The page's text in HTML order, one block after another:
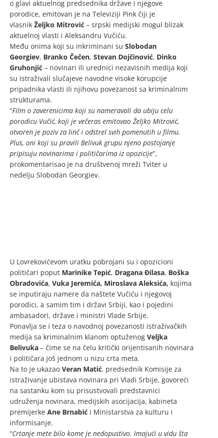
o glavi aktuelnog predsednika države i njegove
porodice, emitovan je na Televiziji Pink čiji je
vlasnik Željko Mitrović – srpski medijski mogul blizak
aktuelnoj vlasti i Aleksandru Vučiću.
Među onima koji su inkriminani su Slobodan
Georgiev, Branko Čečen, Stevan Dojčinović, Dinko
Gruhonjić – novinari ili urednici nezavisnih medija koji
su istraživali slučajeve navodne visoke korupcije
pripadnika vlasti ili njihovu povezanost sa kriminalnim
strukturama.
“Film o zaverenicima koji su nameravali da ubiju celu
porodicu Vučić, koji je večeras emitovao Željko Mitrović,
otvoren je poziv za linč i odstrel svih pomenutih u filmu.
Plus, oni koji su pravili Belivuk grupu njeno postojanje
pripisuju novinarima i političarima iz opozicije”,
prokomentarisao je na društvenoj mreži Tviter u
nedelju Slobodan Georgiev.
U Lovrekovićevom uratku pobrojani su i opozicioni
političari poput Marinike Tepić, Dragana Đilasa, Boška
Obradovića, Vuka Jeremića, Miroslava Aleksića, kojima
se inputiraju namere da naštete Vučiću i njegovoj
porodici, a samim tim i državi Srbiji, kao i pojedini
ambasadori, države i ministri Vlade Srbije.
Ponavlja se i teza o navodnoj povezanosti istraživačkih
medija sa kriminalnim klanom optuženog Veljka
Belivuka – čime se na čelu kritički orijentisanih novinara
i političara još jednom u nizu crta meta.
Na to je ukazao Veran Matić, predsednik Komisije za
istraživanje ubistava novinara pri Vladi Srbije, govoreći
na sastanku kom su prisustvovali predstavnici
udruženja novinara, medijskih asocijacija, kabineta
premijerke Ane Brnabić i Ministarstva za kulturu i
informisanje.
“Crtanje mete bilo kome je nedopustivo. Imajući u vidu šta